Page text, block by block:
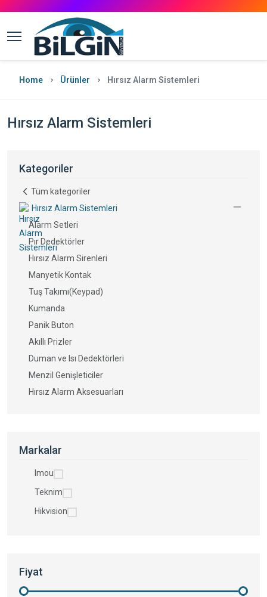
Home Ürünler Hırsız Alarm Sistemleri
Hırsız Alarm Sistemleri
Kategoriler
Tüm kategoriler
Hırsız Alarm Sistemleri
Alarm Setleri
Pır Dedektörler
Hırsız Alarm Sirenleri
Manyetik Kontak
Tuş Takımı(Keypad)
Kumanda
Panik Buton
Akıllı Prizler
Duman ve Isı Dedektörleri
Menzil Genişleticiler
Hırsız Alarm Aksesuarları
Markalar
Imou
Teknim
Hikvision
Fiyat